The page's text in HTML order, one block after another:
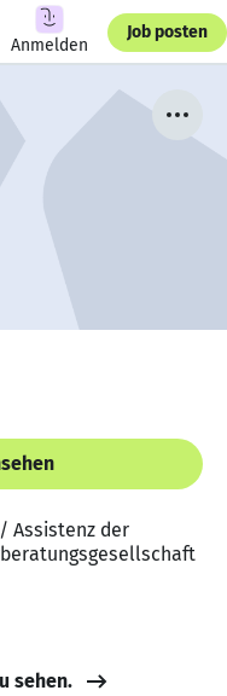
Anmelden
Job posten
Assistenz der
sehen.